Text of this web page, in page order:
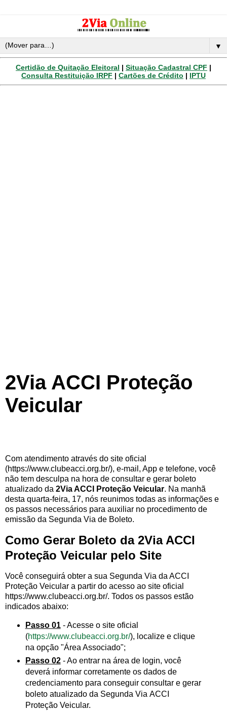
▼
Certidão de Quitação Eleitoral | Situação Cadastral CPF |
Consulta Restituição IRPF | Cartões de Crédito | IPTU
2Via ACCI Proteção
Veicular
Com atendimento através do site oficial
(https://www.clubeacci.org.br/), e-mail, App e telefone, você
não tem desculpa na hora de consultar e gerar boleto
atualizado da 2Via ACCI Proteção Veicular. Na manhã
desta quarta-feira, 17, nós reunimos todas as informações e
os passos necessários para auxiliar no procedimento de
emissão da Segunda Via de Boleto.
Como Gerar Boleto da 2Via ACCI
Proteção Veicular pelo Site
Você conseguirá obter a sua Segunda Via da ACCI
Proteção Veicular a partir do acesso ao site oficial
https://www.clubeacci.org.br/. Todos os passos estão
indicados abaixo:
Passo 01- Acesse o site oficial
(https://www.clubeacci.org.br/), localize e clique
na opção "Área Associado";
Passo 02- Ao entrar na área de login, você
deverá informar corretamente os dados de
credenciamento para conseguir consultar e gerar
boleto atualizado da Segunda Via ACCI
Proteção Veicular.